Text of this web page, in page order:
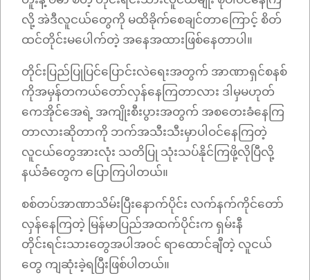
လို့ အဲဒီလူငယ်တွေကို မထိခိုက်‌စေချင်တာကြောင့် စိတ်
ထင်တိုင်းမပေါက်တဲ့ အနေအထားဖြစ်နေတာပါ။
တိုင်းပြည်ပြုပြင်ပြောင်းလဲရေးအတွက် အာဏာရှင်စနစ်
ကိုအမှန်တကယ်တော်လှန်နေကြတာလား ဒါမှမဟုတ်
ကေအိုင်အေရဲ့ အကျိုးစီးပွားအတွက် အစတေးခံနေကြ
တာလားဆိုတာကို ဘက်အသီးသီးမှာပါဝင်နေကြတဲ့
လူငယ်တွေအားလုံး သတိပြု သုံးသပ်နိုင်ကြဖို့လိုပြီလို့
နယ်ခံတွေက ပြောကြပါတယ်။
စစ်တပ်အာဏာသိမ်းပြီးနောက်ပိုင်း လက်နက်ကိုင်တော်
လှန်နေကြတဲ့ မြန်မာပြည်အထက်ပိုင်းက ရှမ်းနီ
တိုင်းရင်းသားတွေအပါအဝင် ရာထောင်ချီတဲ့ လူငယ်
တွေ ကျဆုံးခဲ့ရပြီးဖြစ်ပါတယ်။